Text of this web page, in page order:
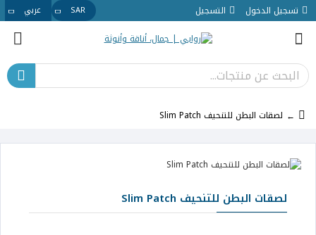
تسجيل الدخول التسجيل SAR عربي
لصقات البطن للتنحيف Slim Patch
لصقات البطن للتنحيف Slim Patch